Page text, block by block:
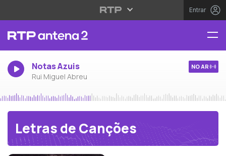
Entrar
Notas Azuis
Rui Miguel Abreu
NO AR
Letras de Canções